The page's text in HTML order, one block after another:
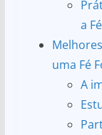
a Fé
uma Fé
A